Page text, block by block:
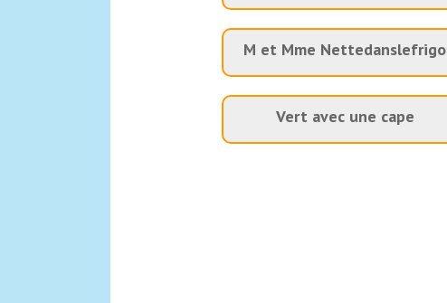
M et Mme Nettedanslefrigo
Vert avec une cape